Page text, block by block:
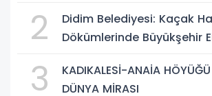
2
Didim Belediyesi: Kaçak
Dökümlerinde Büyükşehir
3
KADIKALESİ-ANAİA
DÜNYA MİRASI